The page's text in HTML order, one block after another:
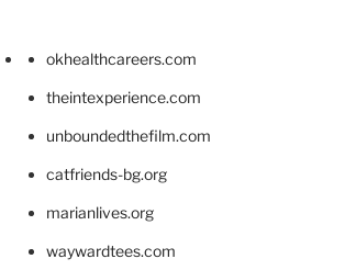
okhealthcareers.com
theintexperience.com
unboundedthefilm.com
catfriends-bg.org
marianlives.org
waywardtees.com